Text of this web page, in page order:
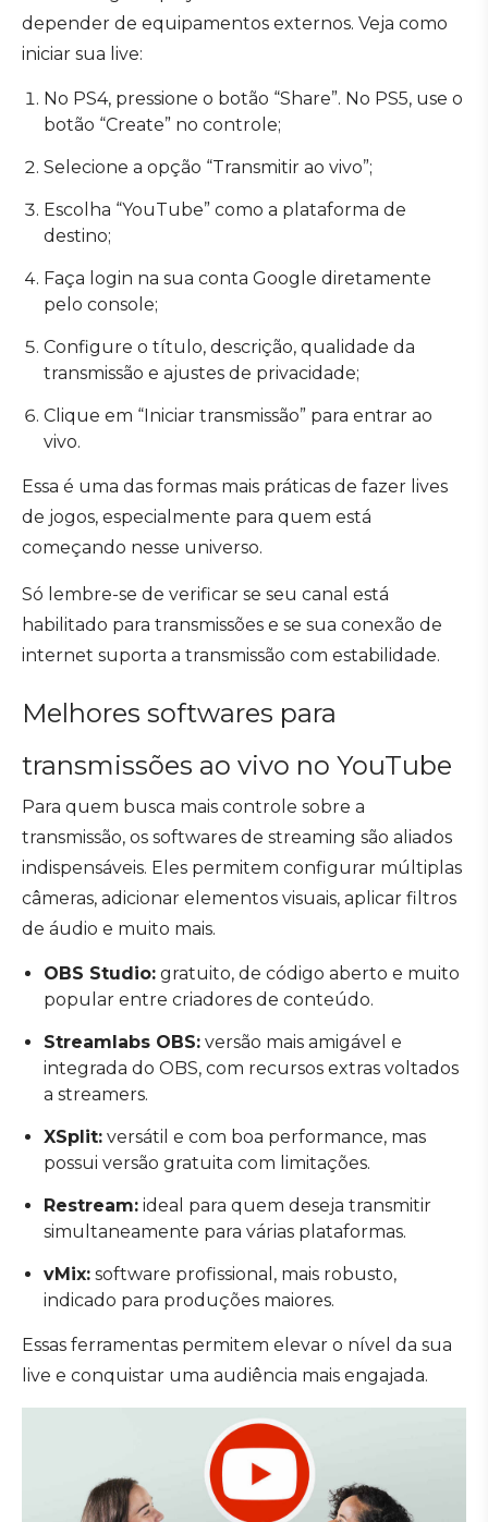
depender de equipamentos externos. Veja como
iniciar sua live:
No PS4, pressione o botão “Share”. No PS5, use o
botão “Create” no controle;
Selecione a opção “Transmitir ao vivo”;
Escolha “YouTube” como a plataforma de
destino;
Faça login na sua conta Google diretamente
pelo console;
Configure o título, descrição, qualidade da
transmissão e ajustes de privacidade;
Clique em “Iniciar transmissão” para entrar ao
vivo.
Essa é uma das formas mais práticas de fazer lives
de jogos, especialmente para quem está
começando nesse universo.
Só lembre-se de verificar se seu canal está
habilitado para transmissões e se sua conexão de
internet suporta a transmissão com estabilidade.
Melhores softwares para
transmissões ao vivo no YouTube
Para quem busca mais controle sobre a
transmissão, os softwares de streaming são aliados
indispensáveis. Eles permitem configurar múltiplas
câmeras, adicionar elementos visuais, aplicar filtros
de áudio e muito mais.
OBS Studio: gratuito, de código aberto e muito
popular entre criadores de conteúdo.
Streamlabs OBS: versão mais amigável e
integrada do OBS, com recursos extras voltados
a streamers.
XSplit: versátil e com boa performance, mas
possui versão gratuita com limitações.
Restream: ideal para quem deseja transmitir
simultaneamente para várias plataformas.
vMix: software profissional, mais robusto,
indicado para produções maiores.
Essas ferramentas permitem elevar o nível da sua
live e conquistar uma audiência mais engajada.